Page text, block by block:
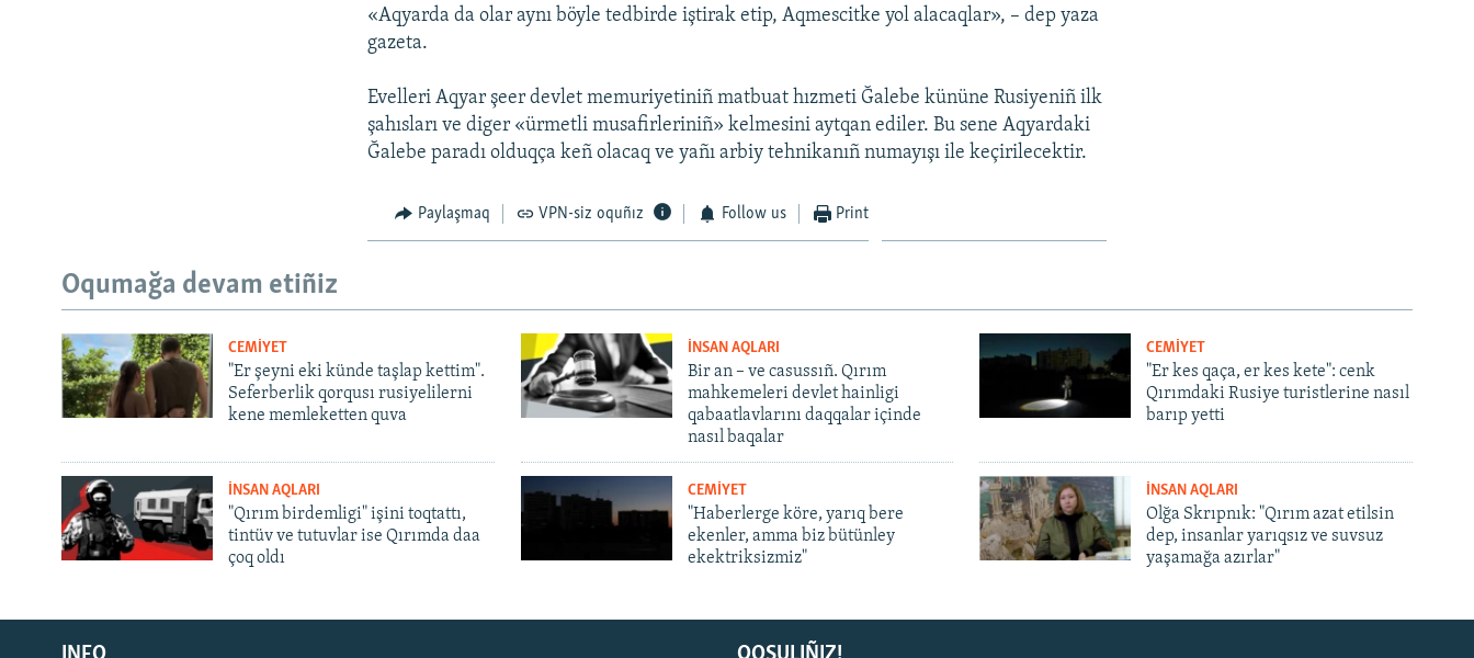
Русский
«Aqyarda da olar aynı böyle tedbirde iştirak etip, Aqmescitke yol alacaqlar», – dep yaza
gazeta.
Evelleri Aqyar şeer devlet memuriyetiniñ matbuat hızmeti Ğalebe kününe Rusiyeniñ ilk
şahısları ve diger «ürmetli musafirleriniñ» kelmesini aytqan ediler. Bu sene Aqyardaki
Ğalebe paradı olduqça keñ olacaq ve yañı arbiy tehnikanıñ numayışı ile keçirilecektir.
Paylaşmaq VPN-siz oquñız Follow us Print
Oqumağa devam etiñiz
CEMİYET
"Er şeyni eki künde taşlap kettim".
Seferberlik qorqusı rusiyelilerni
kene memleketten quva
İNSAN AQLARI
Bir an – ve casussıñ. Qırım
mahkemeleri devlet hainligi
qabaatlavlarını daqqalar içinde
nasıl baqalar
CEMİYET
"Er kes qaça, er kes kete": cenk
Qırımdaki Rusiye turistlerine nasıl
barıp yetti
İNSAN AQLARI
"Qırım birdemligi" işini toqtattı,
tintüv ve tutuvlar ise Qırımda daa
çoq oldı
CEMİYET
"Haberlerge köre, yarıq bere
ekenler, amma biz bütünley
ekektriksizmiz"
İNSAN AQLARI
Olğa Skrıpnık: "Qırım azat etilsin
dep, insanlar yarıqsız ve suvsuz
yaşamağa azırlar"